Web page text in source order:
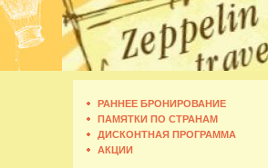
РАННЕЕ БРОНИРОВАНИЕ
ПАМЯТКИ ПО СТРАНАМ
ДИСКОНТНАЯ ПРОГРАММА
АКЦИИ